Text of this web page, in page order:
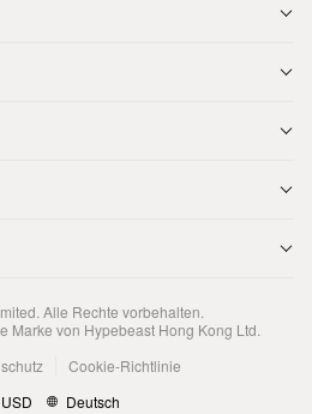
. Alle Rechte vorbehalten.
Marke von Hypebeast Hong Kong Ltd.
Cookie-Richtlinie
USD
Deutsch